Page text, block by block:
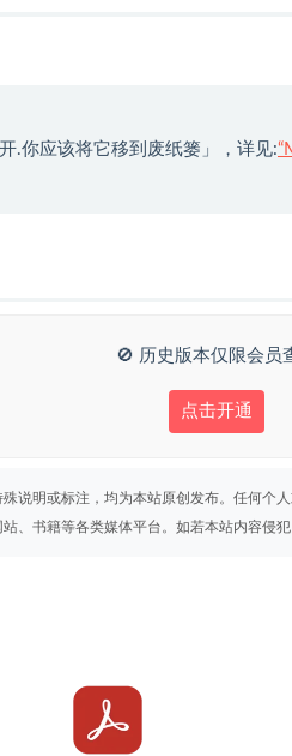
.你应该将它移到废纸篓」，详见:
🚫 历史版本仅限会员
点击开通
说明或标注，均为本站原创发布。任何个
、书籍等各类媒体平台。如若本站内容侵